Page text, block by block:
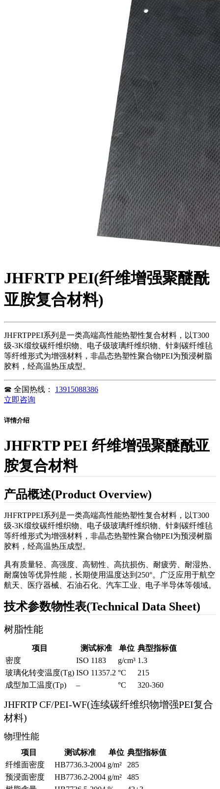
JHFRTP PEI(纤维增强聚醚酰
亚胺复合材料)
JHFRTPPEI系列是一类高端高性能热塑性复合材料，以T300
级-3K缎纹碳纤维织物、电子级玻璃纤维织物、针刺碳纤维毡
等纤维形式为增强材料，非晶态热塑性聚合物PEI为预浸树脂
胶料，经高温热压成型。
☎ 全国热线： 13915088386
立即咨询
详情介绍
JHFRTP PEI 纤维增强聚醚酰亚
胺复合材料
产品概述(Product Overview)
JHFRTPPEI系列是一类高端高性能热塑性复合材料，以T300
级-3K缎纹碳纤维织物、电子级玻璃纤维织物、针刺碳纤维毡
等纤维形式为增强材料，非晶态热塑性聚合物PEI为预浸树脂
胶料，经高温热压成型。
具有质量轻、高强度、高韧性、高抗损伤、耐疲劳、耐湿热、
耐腐蚀等优异性能，长期使用温度达到250°。广泛应用于航空
航天、医疗器械、石油石化、汽车工业、电子半导体等领域。
技术参数物性表(Technical Data Sheet)
树脂性能
项目 测试标准 单位 典型指标值
密度
ISO 1183 g/cm³ 1.3
玻璃化转变温度(Tg) ISO 11357.2 °C
215
成型加工温度(Tp)
– °C 320-360
JHFRTP CF/PEI-WF(连续碳纤维织物增强PEI复合
材料)
物理性能
项目 测试标准 单位 典型指标值
纤维面密度
HB7736.3-2004 g/m²
285
预浸面密度
HB7736.2-2004 g/m²
485